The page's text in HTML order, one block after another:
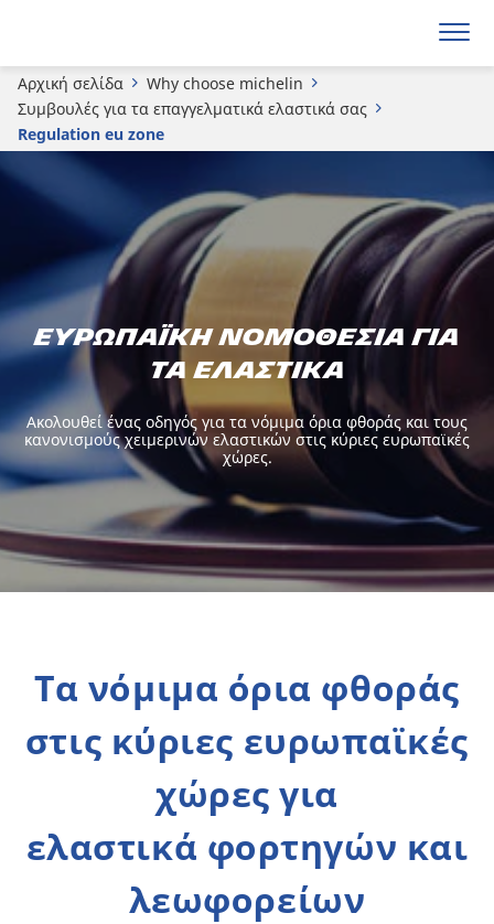
Αρχική σελίδα
Why choose michelin
Συμβουλές για τα επαγγελματικά ελαστικά σας
Regulation eu zone
Ευρωπαϊκή νομοθεσία για
τα ελαστικά
Ακολουθεί ένας οδηγός για τα νόμιμα όρια φθοράς και τους
κανονισμούς χειμερινών ελαστικών στις κύριες ευρωπαϊκές
χώρες.
Τα νόμιμα όρια φθοράς
στις κύριες ευρωπαϊκές
χώρες για
ελαστικά φορτηγών και
λεωφορείων